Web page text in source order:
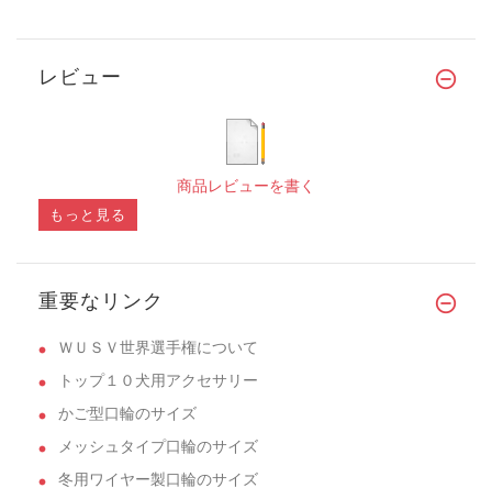
レビュー
商品レビューを書く
もっと見る
重要なリンク
ＷＵＳＶ世界選手権について
トップ１０犬用アクセサリー
かご型口輪のサイズ
メッシュタイプ口輪のサイズ
冬用ワイヤー製口輪のサイズ